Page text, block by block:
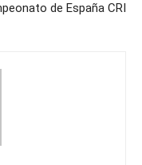
de España CRI